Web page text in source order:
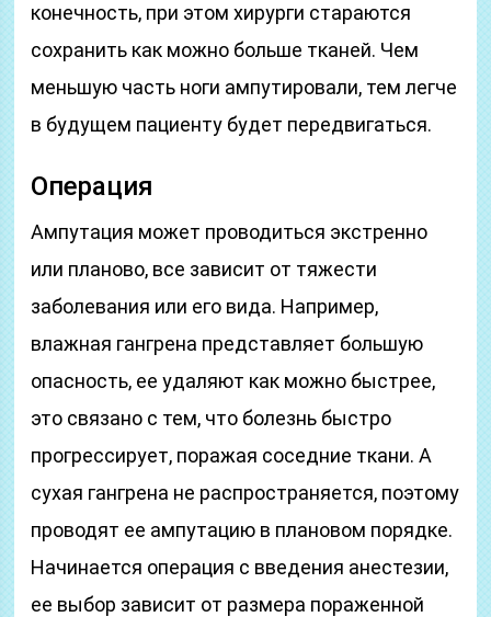
конечность, при этом хирурги стараются
сохранить как можно больше тканей. Чем
меньшую часть ноги ампутировали, тем легче
в будущем пациенту будет передвигаться.
Операция
Ампутация может проводиться экстренно
или планово, все зависит от тяжести
заболевания или его вида. Например,
влажная гангрена представляет большую
опасность, ее удаляют как можно быстрее,
это связано с тем, что болезнь быстро
прогрессирует, поражая соседние ткани. А
сухая гангрена не распространяется, поэтому
проводят ее ампутацию в плановом порядке.
Начинается операция с введения анестезии,
ее выбор зависит от размера пораженной